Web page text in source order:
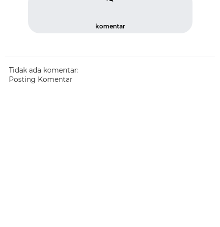
komentar
Tidak ada komentar:
Posting Komentar